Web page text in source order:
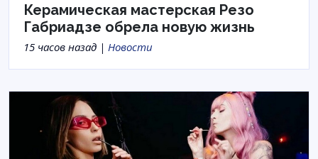
Керамическая мастерская Резо
Габриадзе обрела новую жизнь
15 часов назад | Новости